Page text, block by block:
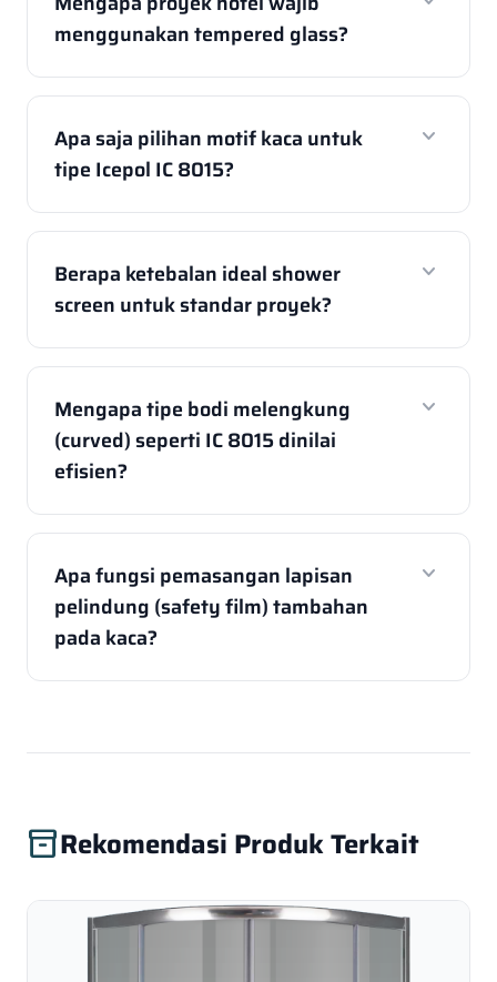
menggunakan tempered glass?
Apa saja pilihan motif kaca untuk
tipe Icepol IC 8015?
expand_more
Berapa ketebalan ideal shower
screen untuk standar proyek?
expand_more
Mengapa tipe bodi melengkung
(curved) seperti IC 8015 dinilai
efisien?
expand_more
Apa fungsi pemasangan lapisan
pelindung (safety film) tambahan
pada kaca?
expand_more
inventory_2Rekomendasi Produk Terkait